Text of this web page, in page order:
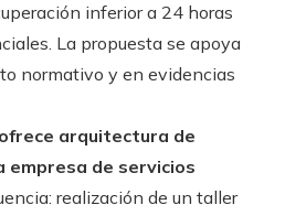
inferior a 24 horas
La propuesta se apoya
normativo y en evidencias
arquitectura de
empresa de servicios
realización de un taller